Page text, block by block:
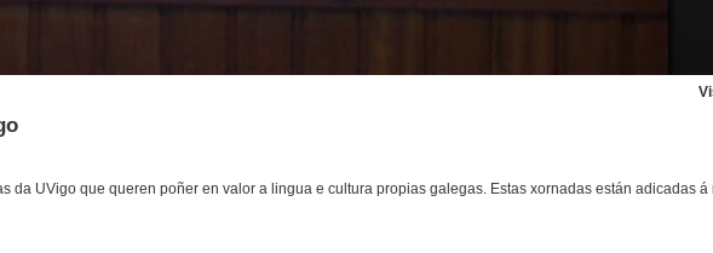
da UVigo que queren poñer en valor a lingua e cultura propias galegas. Estas xornadas están adicadas á